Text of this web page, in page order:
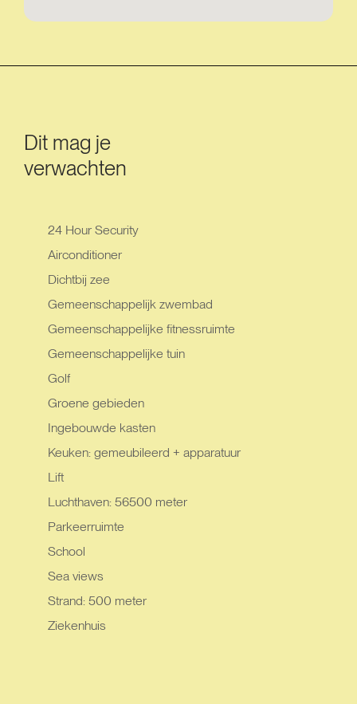
Dit mag je
verwachten
24 Hour Security
Airconditioner
Dichtbij zee
Gemeenschappelijk zwembad
Gemeenschappelijke fitnessruimte
Gemeenschappelijke tuin
Golf
Groene gebieden
Ingebouwde kasten
Keuken: gemeubileerd + apparatuur
Lift
Luchthaven: 56500 meter
Parkeerruimte
School
Sea views
Strand: 500 meter
Ziekenhuis